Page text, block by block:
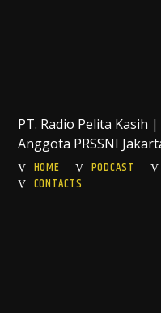
PT. Radio Pelita Kasih
Anggota PRSSNI
HOME
PODCAST
CONTACTS